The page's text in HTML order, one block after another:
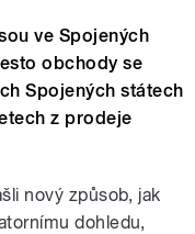
ve Spojených
obchody se
Spojených státech
z prodeje
nový způsob, jak
dohledu,